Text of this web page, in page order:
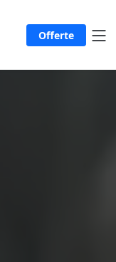
Offerte